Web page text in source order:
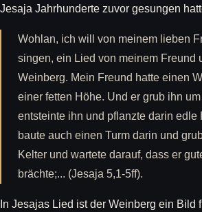
Jesaja Jahrhunderte zuvor gesungen
Wohlan, ich will von meinem lieben
singen, ein Lied von meinem Freund
Weinberg. Mein Freund hatte einen
einer fetten Höhe. Und er grub ihn
entsteinte ihn und pflanzte darin edle
baute auch einen Turm darin und
Kelter und wartete darauf, dass er
brächte;... (Jesaja 5,1-5ff).
In Jesajas Lied ist der Weinberg ein Bild